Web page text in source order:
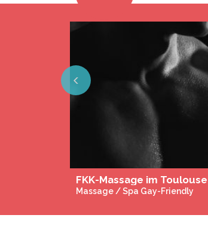
FKK-Massage im Toulouse
Massage / Spa Gay-Friendly